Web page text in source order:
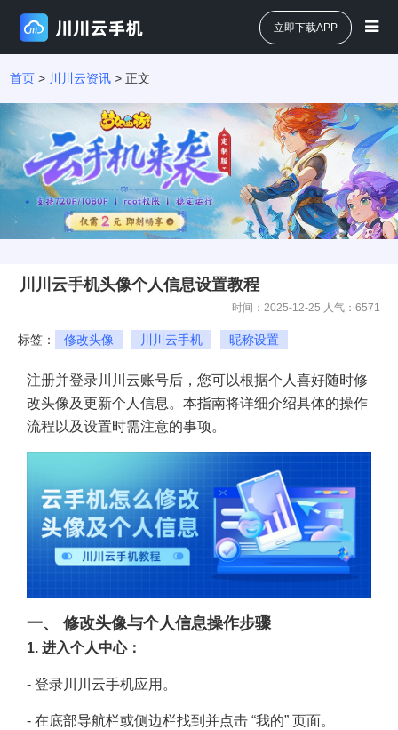
立即下载APP
首页 > 川川云资讯 > 正文
川川云手机头像个人信息设置教程
时间：2025-12-25 人气： 6571
标签： 修改头像 川川云手机 昵称设置
注册并登录川川云账号后，您可以根据个人喜好随时修
改头像及更新个人信息。本指南将详细介绍具体的操作
流程以及设置时需注意的事项。
一、 修改头像与个人信息操作步骤
1. 进入个人中心：
- 登录川川云手机应用。
- 在底部导航栏或侧边栏找到并点击 “我的” 页面。